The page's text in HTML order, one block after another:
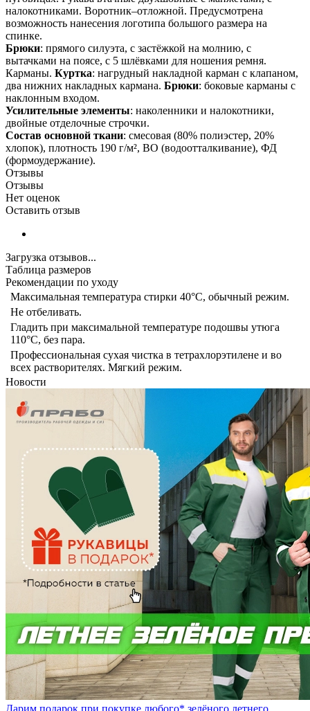
налокотниками. Воротник–отложной. Предусмотрена
возможность нанесения логотипа большого размера на
спинке.
Брюки: прямого силуэта, с застёжкой на молнию, с
вытачками на поясе, с 5 шлёвками для ношения ремня.
Карманы. Куртка: нагрудный накладной карман с клапаном,
два нижних накладных кармана. Брюки: боковые карманы с
наклонным входом.
Усилительные элементы: наколенники и налокотники,
двойные отделочные строчки.
Состав основной ткани: смесовая (80% полиэстер, 20%
хлопок), плотность 190 г/м², ВО (водоотталкивание), ФД
(формоудержание).
Отзывы
Отзывы
Нет оценок
Оставить отзыв
Загрузка отзывов...
Таблица размеров
Рекомендации по уходу
Максимальная температура стирки 40°C, обычный режим.
Не отбеливать.
Гладить при максимальной температуре подошвы утюга
110°C, без пара.
Профессиональная сухая чистка в тетрахлорэтилене и во
всех растворителях. Мягкий режим.
Новости
Дарим подарок при покупке любого* зелёного летнего